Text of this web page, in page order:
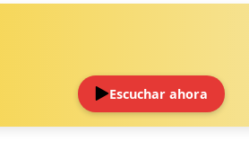
Escuchar ahora